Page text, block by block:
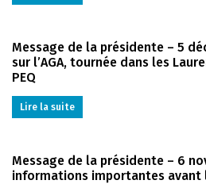
Message de la présidente – 5
sur l’AGA, tournée dans les
PEQ
Lire la suite
Message de la présidente – 6
informations importantes avant